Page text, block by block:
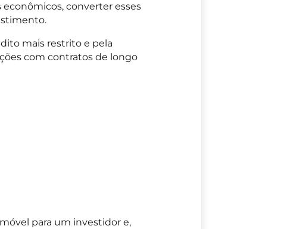
converter esses
mais restrito e pela
com contratos de longo
para um investidor e,